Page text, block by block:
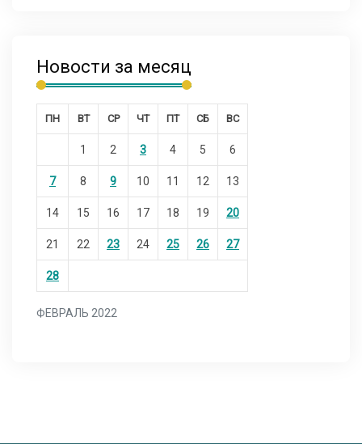
Новости за месяц
ФЕВРАЛЬ 2022
ПН ВТ СР ЧТ ПТ СБ ВС
1 2 3 4 5 6
7 8 9 10 11 12 13
14 15 16 17 18 19 20
21 22 23 24 25 26 27
28